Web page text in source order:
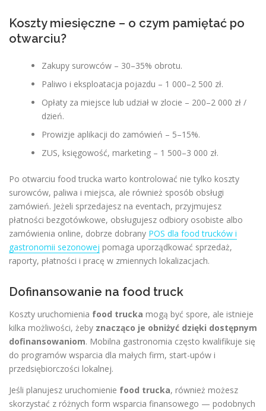
Koszty miesięczne – o czym pamiętać po
otwarciu?
Zakupy surowców – 30–35% obrotu.
Paliwo i eksploatacja pojazdu – 1 000–2 500 zł.
Opłaty za miejsce lub udział w zlocie – 200–2 000 zł /
dzień.
Prowizje aplikacji do zamówień – 5–15%.
ZUS, księgowość, marketing – 1 500–3 000 zł.
Po otwarciu food trucka warto kontrolować nie tylko koszty
surowców, paliwa i miejsca, ale również sposób obsługi
zamówień. Jeżeli sprzedajesz na eventach, przyjmujesz
płatności bezgotówkowe, obsługujesz odbiory osobiste albo
zamówienia online, dobrze dobrany POS dla food trucków i
gastronomii sezonowej pomaga uporządkować sprzedaż,
raporty, płatności i pracę w zmiennych lokalizacjach.
Dofinansowanie na food truck
Koszty uruchomienia food trucka mogą być spore, ale istnieje
kilka możliwości, żeby znacząco je obniżyć dzięki dostępnym
dofinansowaniom. Mobilna gastronomia często kwalifikuje się
do programów wsparcia dla małych firm, start-upów i
przedsiębiorczości lokalnej.
Jeśli planujesz uruchomienie food trucka, również możesz
skorzystać z różnych form wsparcia finansowego — podobnych